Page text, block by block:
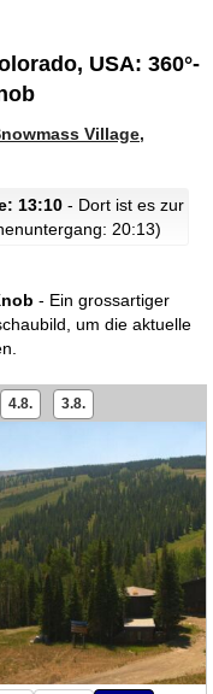
USA: 360°-
Village,
13:10 - Dort ist es zur
20:13)
- Ein grossartiger
um die aktuelle
4.8. 3.8.